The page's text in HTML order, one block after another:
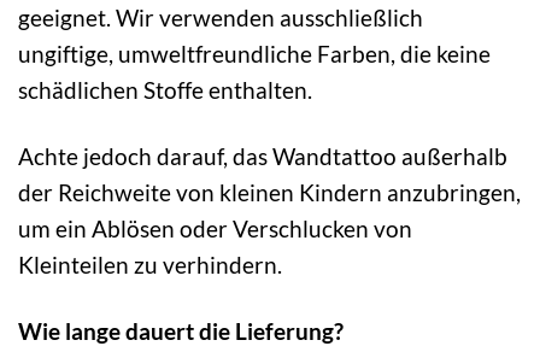
geeignet. Wir verwenden ausschließlich
ungiftige, umweltfreundliche Farben, die keine
schädlichen Stoffe enthalten.
Achte jedoch darauf, das Wandtattoo außerhalb
der Reichweite von kleinen Kindern anzubringen,
um ein Ablösen oder Verschlucken von
Kleinteilen zu verhindern.
Wie lange dauert die Lieferung?